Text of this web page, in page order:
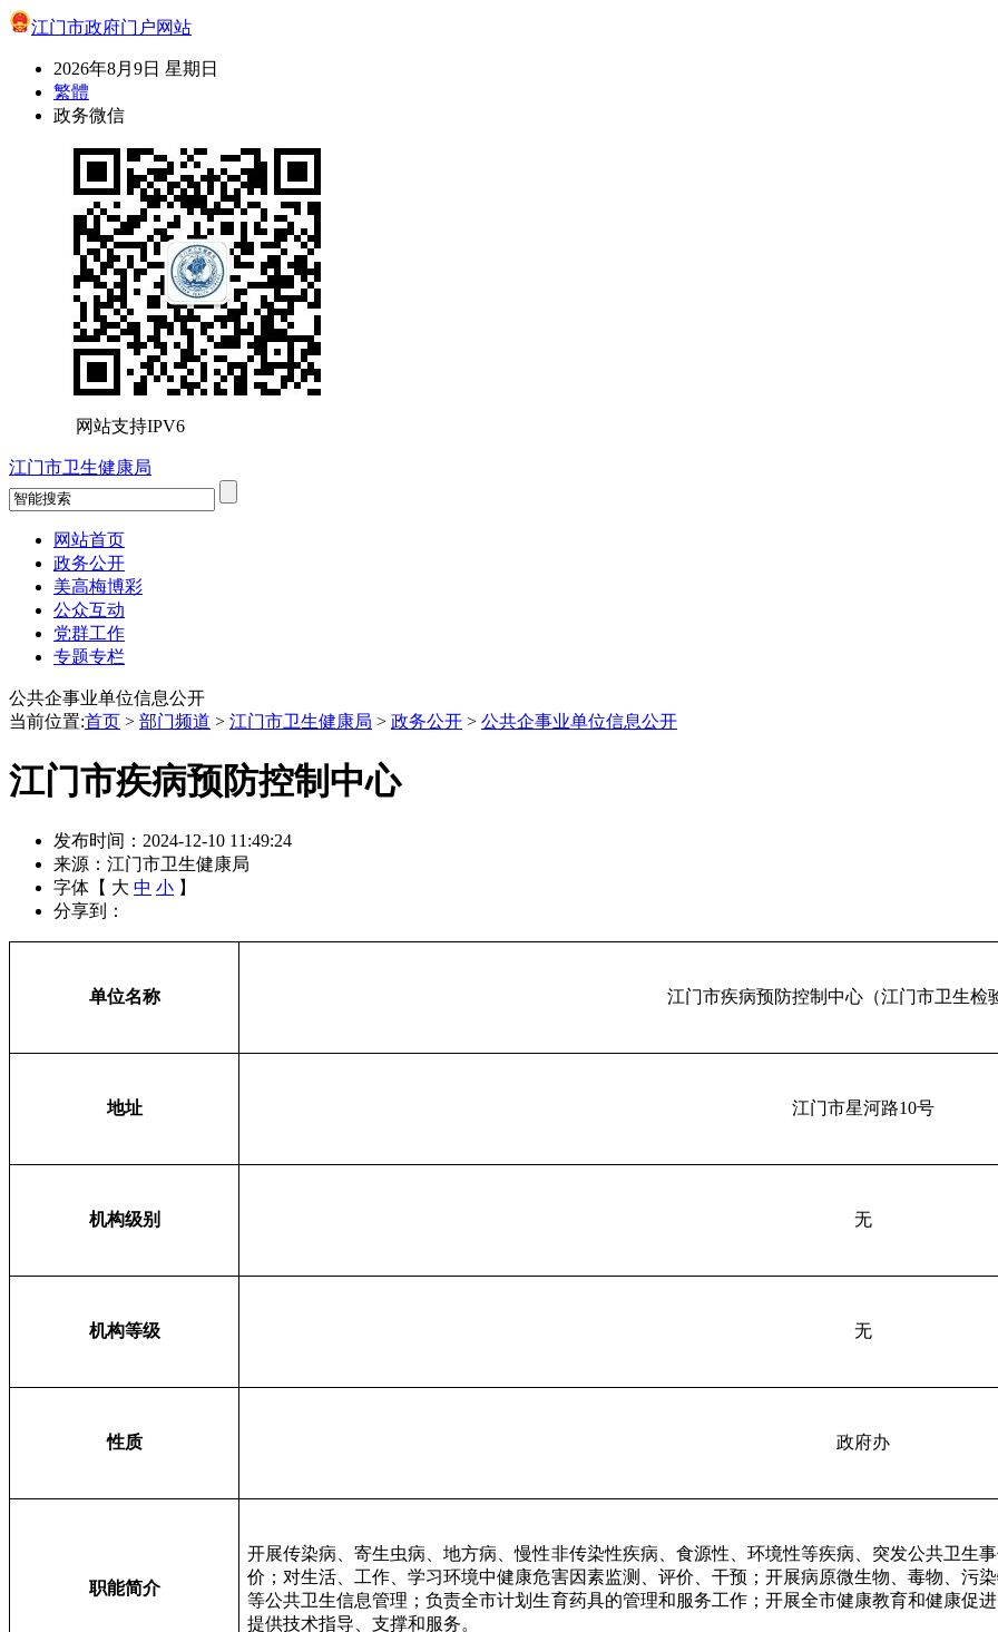
江门市政府门户网站
2026年8月9日 星期日
繁體
政务微信
网站支持IPV6
江门市卫生健康局
网站首页
政务公开
美高梅博彩
公众互动
党群工作
专题专栏
公共企事业单位信息公开
当前位置:首页 > 部门频道 > 江门市卫生健康局 > 政务公开 > 公共企事业单位信息公开
江门市疾病预防控制中心
发布时间：2024-12-10 11:49:24
来源：江门市卫生健康局
字体【 大 中 小 】
分享到：
单位名称 江门市疾病预防控制中心（江门市卫生检
地址 江门市星河路10号
机构级别 无
机构等级 无
性质 政府办
职能简介
开展传染病、寄生虫病、地方病、慢性非传染性疾病、食源性、环境性等疾病、突发公共卫生
价；对生活、工作、学习环境中健康危害因素监测、评价、干预；开展病原微生物、毒物、污
等公共卫生信息管理；负责全市计划生育药具的管理和服务工作；开展全市健康教育和健康促
提供技术指导、支撑和服务。